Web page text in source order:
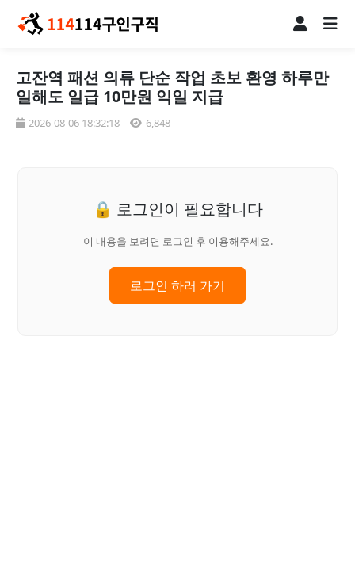
고잔역 패션 의류 단순 작업 초보 환영 하루만
일해도 일급 10만원 익일 지급
2026-08-06 18:32:18 6,848
🔒 로그인이 필요합니다
이 내용을 보려면 로그인 후 이용해주세요.
로그인 하러 가기